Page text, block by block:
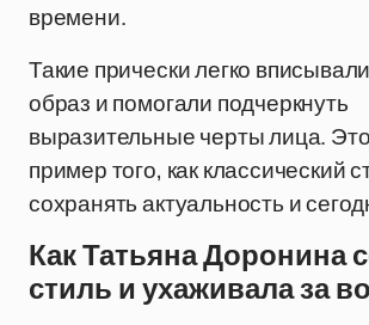
времени.
Такие прически легко
образ и помогали подчеркнуть
выразительные черты лица.
пример того, как классический
сохранять актуальность и
Как Татьяна Доронина
стиль и ухаживала за